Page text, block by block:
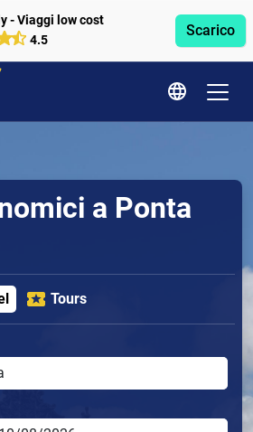
- Viaggi low cost
4.5
Scarico
a Ponta
Tours